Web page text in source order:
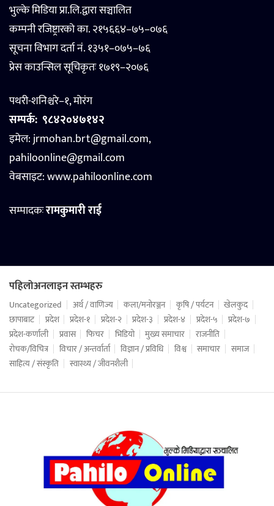
भुल्के मिडिया प्रा.लि.द्वारा सञ्चालित
कम्पनी रजिष्ट्रारको का. २१५६६४–७५–०७६
सूचना विभाग दर्ता नं. १३५१–०७५–७६
प्रेस काउन्सिल सूचिकृतः १७१९–२०७६
पथरी-शनिश्चरे–१, मोरंग
सम्पर्क: ९८४२०४७१४२
इमेल: jrmohan.brt@gmail.com,
pahiloonline@gmail.com
वेबसाइट:www.pahiloonline.com
सम्पादकःरामकुमारी राई
पहिलोअनलाइन स्तम्भहरु
Uncategorized अर्थ / वाणिज्य कला/मनोरञ्जन कृषि / पर्यटन
खेलकुद
छापाबाट
प्रदेश प्रदेश-१ प्रदेश-२ प्रदेश-३ प्रदेश-४ प्रदेश-५
प्रदेश-७
प्रदेश-कर्णाली
प्रवास फिचर भिडियो मुख्य समाचार
राजनीति
रोचक/विचित्र
विचार / अन्तर्वार्ता विज्ञान / प्रविधि विश्व समाचार
समाज
साहित्य / संस्कृति
स्वास्थ्य / जीवनशैली